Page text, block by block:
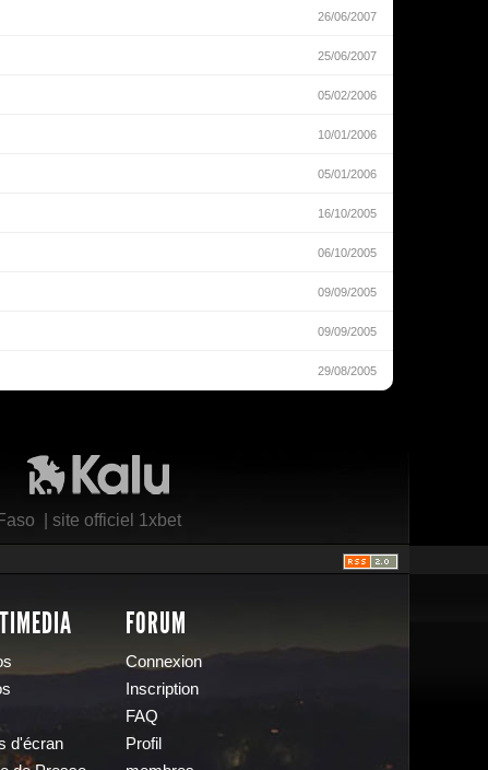
26/06/2007
25/06/2007
05/02/2006
10/01/2006
05/01/2006
16/10/2005
06/10/2005
09/09/2005
09/09/2005
29/08/2005
site officiel 1xbet
d'écran
FORUM
Connexion
Inscription
FAQ
Profil